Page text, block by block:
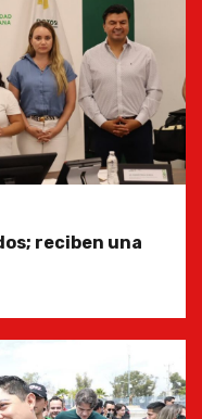
reciben una